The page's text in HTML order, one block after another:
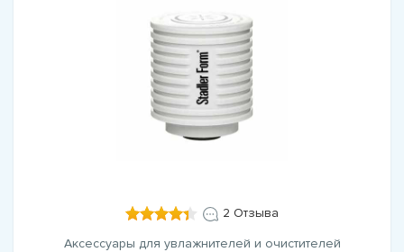
2 Отзыва
Аксессуары для увлажнителей и очистителей